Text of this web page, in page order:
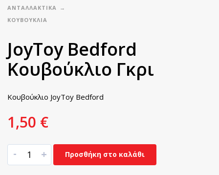
ΑΝΤΑΛΛΑΚΤΙΚΆ
ΚΟΥΒΟΎΚΛΙΑ
JoyToy Bedford
Κουβούκλιο Γκρι
Κουβούκλιο JoyToy Bedford
1,50 €
- + Προσθήκη στο καλάθι